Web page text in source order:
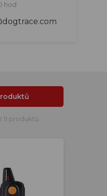
hod
11 produktů